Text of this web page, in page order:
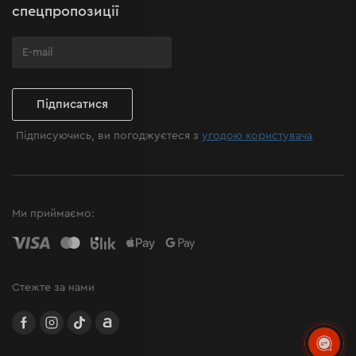
спецпропозиції
Підписатися
Підписуючись, ви погоджуєтеся зугодою користувача
Ми приймаємо:
Стежте за нами
facebookinstagramTikTokAllegro